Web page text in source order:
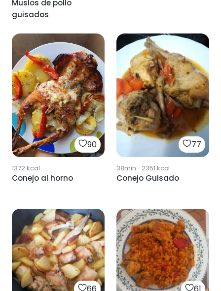
Muslos de pollo
guisados
90
1372kcal
Conejo al horno
77
38min · 2351 kcal
Conejo Guisado
66 61